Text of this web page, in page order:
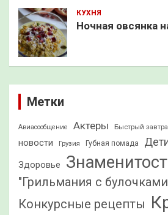
КУХНЯ
Ночная овсянка
Метки
Авиасообщение Актеры Быстрый
новости
Грузия Губная помада
Здоровье
"Грильмания с
Конкурсные рецепты